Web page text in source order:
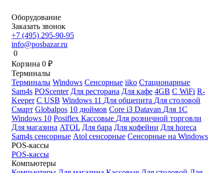
Оборудование
Заказать звонок
+7 (495) 295-90-95
info@posbazar.ru
0
Корзина 0 ₽
Терминалы
Терминалы Windows Сенсорные iiko Стационарные
Sam4s POScenter Для ресторана Для кафе 4GB С WiFi R-
Keeper С USB Windows 11 Для общепита Для столовой
Смарт Globalpos 10 дюймов Core i3 Datavan Для 1С
Windows 10 Posiflex Кассовые Для розничной торговли
Для магазина ATOL Для бара Для кофейни Для horeca
Sam4s сенсорные Atol сенсорные Сенсорные на Windows
POS-кассы
POS-кассы
Компьютеры